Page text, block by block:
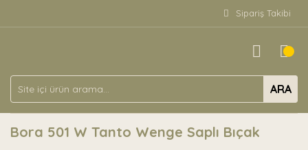
Sipariş Takibi
ARA
Bora 501 W Tanto Wenge Saplı Bıçak